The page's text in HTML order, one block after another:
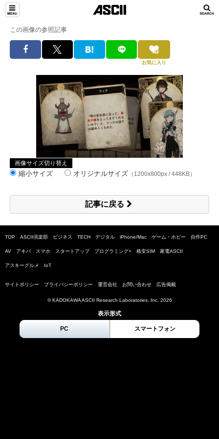
この画像の参照記事
お気に入り
画像サイズ切り替え
縮小サイズ オリジナルサイズ （1200x800px / 448KB）
記事に戻る
TOP ASCII倶楽部 ビジネス TECH デジタル iPhone/Mac ゲーム・ホビー 自作PC
AV アキバ スマホ スタートアップ プログラミング+ 格安SIM 家電ASCII
アスキーグルメ IoT
サイトポリシー プライバシーポリシー 運営会社 お問い合わせ 広告掲載
© KADOKAWA ASCII Research Laboratories, Inc. 2026
表示形式
PC スマートフォン